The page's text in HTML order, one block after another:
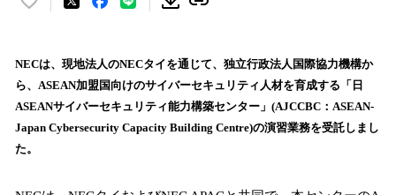
い
！
数
を
み
込
NECは、現地法人のNECタイを通じて、独立行政法人国際協力機構か
ら、ASEAN加盟国向けのサイバーセキュリティ人材を育成する「日
ASEANサイバーセキュリティ能力構築センター」(AJCCBC：ASEAN-
Japan Cybersecurity Capacity Building Centre)の演習業務を受託しまし
た。